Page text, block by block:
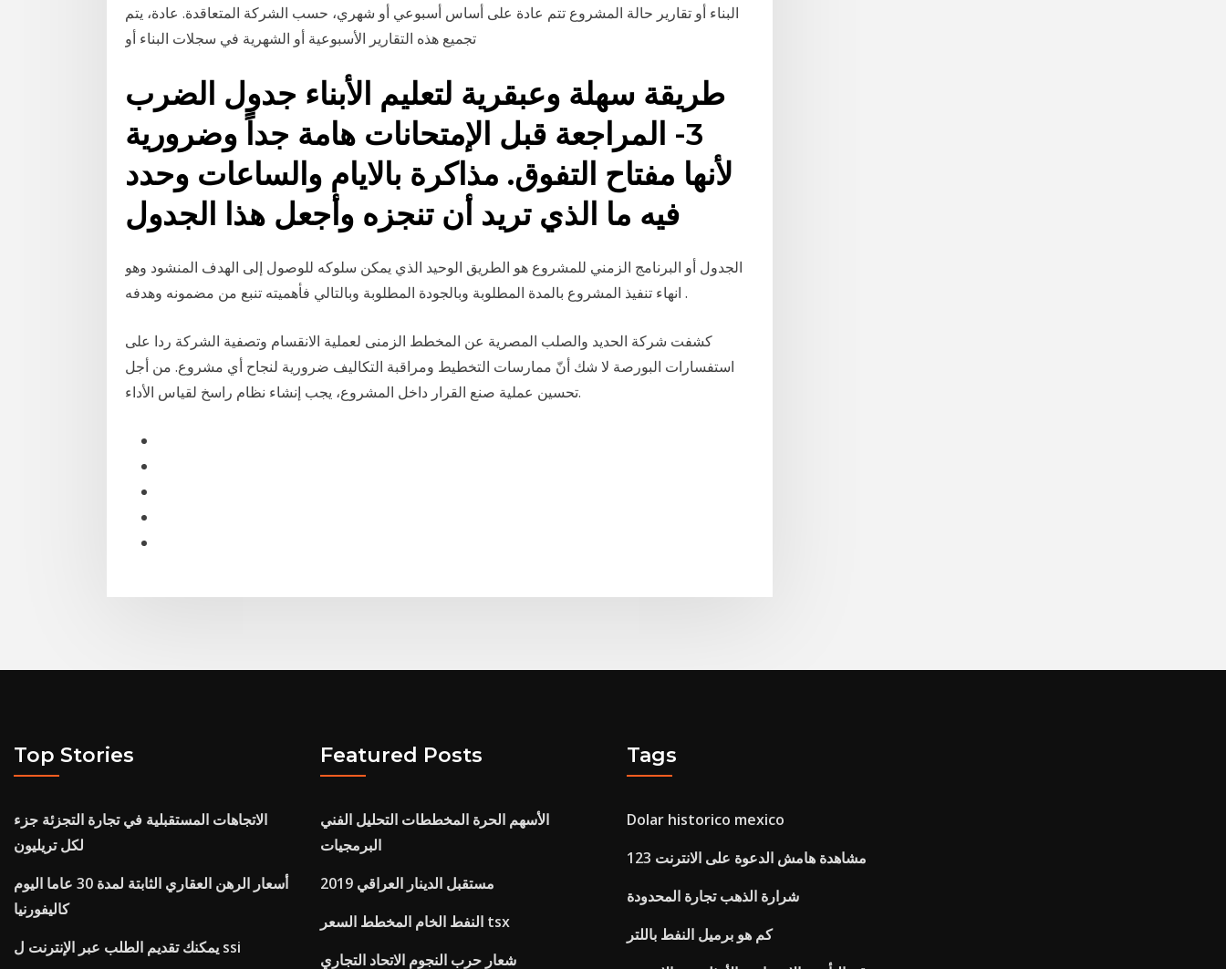
البناء أو تقارير حالة المشروع تتم عادة على أساس أسبوعي أو شهري، حسب الشركة المتعاقدة. عادة، يتم
تجميع هذه التقارير الأسبوعية أو الشهرية في سجلات البناء أو
طريقة سهلة وعبقرية لتعليم الأبناء جدول الضرب
3- المراجعة قبل الإمتحانات هامة جداً وضرورية
لأنها مفتاح التفوق. مذاكرة بالايام والساعات وحدد
فيه ما الذي تريد أن تنجزه وأجعل هذا الجدول
الجدول أو البرنامج الزمني للمشروع هو الطريق الوحيد الذي يمكن سلوكه للوصول إلى الهدف المنشود وهو
انهاء تنفيذ المشروع بالمدة المطلوبة وبالجودة المطلوبة وبالتالي فأهميته تنبع من مضمونه وهدفه .
كشفت شركة الحديد والصلب المصرية عن المخطط الزمنى لعملية الانقسام وتصفية الشركة ردا على
استفسارات البورصة لا شك أنّ ممارسات التخطيط ومراقبة التكاليف ضرورية لنجاح أي مشروع. من أجل
تحسين عملية صنع القرار داخل المشروع، يجب إنشاء نظام راسخ لقياس الأداء.
Top Stories
الاتجاهات المستقبلية في تجارة التجزئة جزء
لكل تريليون
أسعار الرهن العقاري الثابتة لمدة 30 عاما اليوم
كاليفورنيا
يمكنك تقديم الطلب عبر الإنترنت ل ssi
Featured Posts
الأسهم الحرة المخططات التحليل الفني
البرمجيات
مستقبل الدينار العراقي 2019
النفط الخام المخطط السعر tsx
شعار حرب النجوم الاتحاد التجاري
Tags
Dolar historico mexico
مشاهدة هامش الدعوة على الانترنت 123
شرارة الذهب تجارة المحدودة
كم هو برميل النفط باللتر